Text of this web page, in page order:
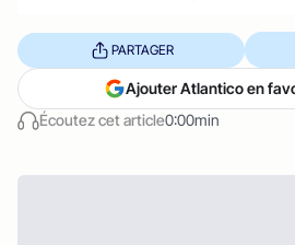
Écoutez cet article0:00min
PARTAGER
Ajouter Atlantico en